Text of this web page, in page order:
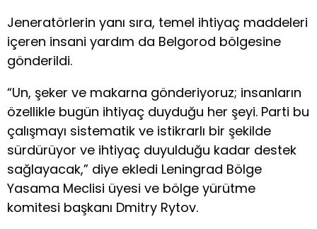
Jeneratörlerin yanı sıra, temel ihtiyaç maddeleri
içeren insani yardım da Belgorod bölgesine
gönderildi.
“Un, şeker ve makarna gönderiyoruz; insanların
özellikle bugün ihtiyaç duyduğu her şeyi. Parti bu
çalışmayı sistematik ve istikrarlı bir şekilde
sürdürüyor ve ihtiyaç duyulduğu kadar destek
sağlayacak,” diye ekledi Leningrad Bölge
Yasama Meclisi üyesi ve bölge yürütme
komitesi başkanı Dmitry Rytov.